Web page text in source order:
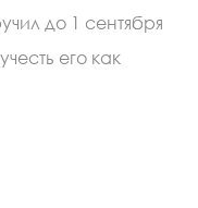
до 1 сентября
его как